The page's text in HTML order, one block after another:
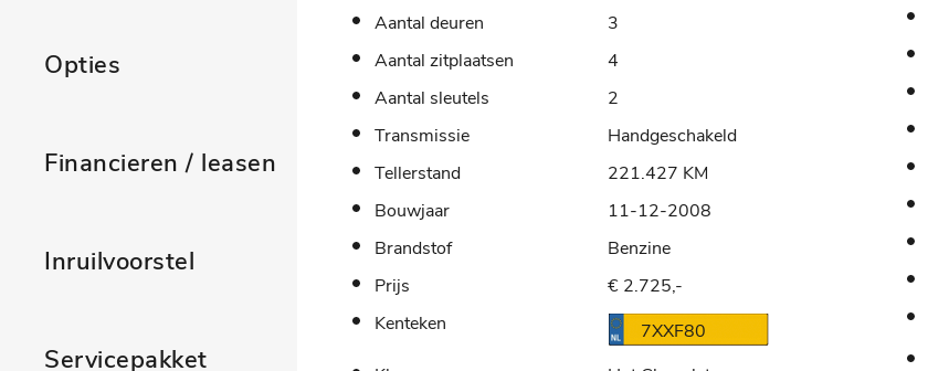
Opties
Financieren / leasen
Inruilvoorstel
Servicepakket
Aantal deuren
3
Aantal zitplaatsen
4
Aantal sleutels
2
Transmissie
Handgeschakeld
Tellerstand
221.427 KM
Bouwjaar
11-12-2008
Brandstof
Benzine
Prijs
€ 2.725,-
Kenteken
7XXF80